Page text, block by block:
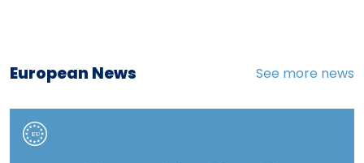
European News See more news